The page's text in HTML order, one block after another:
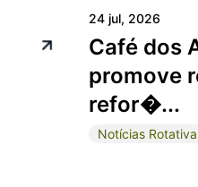
24 jul, 2026
Café dos
promove
refor�...
Notícias